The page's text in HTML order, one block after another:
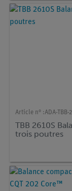
Article n° :ADA-TBB-
TBB 2610S
trois poutres